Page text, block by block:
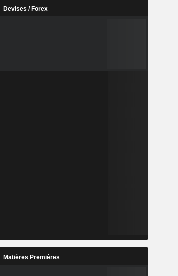
Devises / Forex
Matières Premières